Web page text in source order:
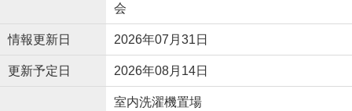
会
情報更新日 2026年07月31日
更新予定日 2026年08月14日
室内洗濯機置場